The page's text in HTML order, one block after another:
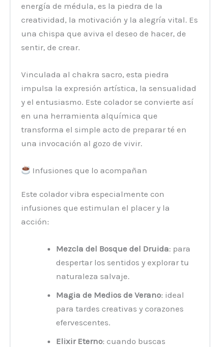
energía de médula, es la piedra de la
creatividad, la motivación y la alegría vital. Es
una chispa que aviva el deseo de hacer, de
sentir, de crear.
Vinculada al chakra sacro, esta piedra
impulsa la expresión artística, la sensualidad
y el entusiasmo. Este colador se convierte así
en una herramienta alquímica que
transforma el simple acto de preparar té en
una invocación al gozo de vivir.
Infusiones que lo acompañan
Este colador vibra especialmente con
infusiones que estimulan el placer y la
acción:
Mezcla del Bosque del Druida: para
despertar los sentidos y explorar tu
naturaleza salvaje.
Magia de Medios de Verano: ideal
para tardes creativas y corazones
efervescentes.
Elixir Eterno: cuando buscas